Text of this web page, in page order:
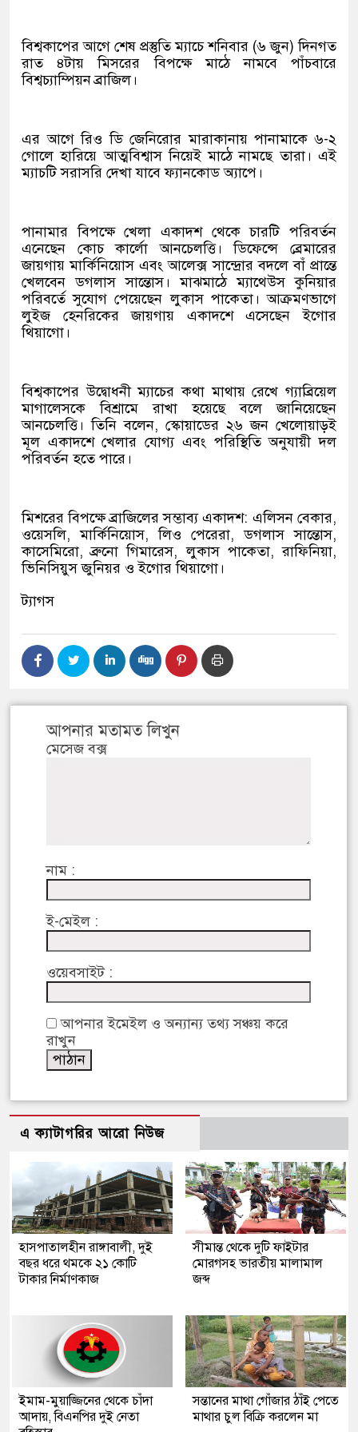
বিশ্বকাপের আগে শেষ প্রস্তুতি ম্যাচে শনিবার (৬ জুন) দিনগত
রাত ৪টায় মিসরের বিপক্ষে মাঠে নামবে পাঁচবারে
বিশ্বচ্যাম্পিয়ন ব্রাজিল।
এর আগে রিও ডি জেনিরোর মারাকানায় পানামাকে ৬-২
গোলে হারিয়ে আত্মবিশ্বাস নিয়েই মাঠে নামছে তারা। এই
ম্যাচটি সরাসরি দেখা যাবে ফ্যানকোড অ্যাপে।
পানামার বিপক্ষে খেলা একাদশ থেকে চারটি পরিবর্তন
এনেছেন কোচ কার্লো আনচেলত্তি। ডিফেন্সে ব্রেমারের
জায়গায় মার্কিনিয়োস এবং আলেক্স সান্দ্রোর বদলে বাঁ প্রান্তে
খেলবেন ডগলাস সান্তোস। মাঝমাঠে ম্যাথেউস কুনিয়ার
পরিবর্তে সুযোগ পেয়েছেন লুকাস পাকেতা। আক্রমণভাগে
লুইজ হেনরিকের জায়গায় একাদশে এসেছেন ইগোর
থিয়াগো।
বিশ্বকাপের উদ্বোধনী ম্যাচের কথা মাথায় রেখে গ্যাব্রিয়েল
মাগালেসকে বিশ্রামে রাখা হয়েছে বলে জানিয়েছেন
আনচেলত্তি। তিনি বলেন, স্কোয়াডের ২৬ জন খেলোয়াড়ই
মূল একাদশে খেলার যোগ্য এবং পরিস্থিতি অনুযায়ী দল
পরিবর্তন হতে পারে।
মিশরের বিপক্ষে ব্রাজিলের সম্ভাব্য একাদশ: এলিসন বেকার,
ওয়েসলি, মার্কিনিয়োস, লিও পেরেরা, ডগলাস সান্তোস,
কাসেমিরো, ব্রুনো গিমারেস, লুকাস পাকেতা, রাফিনিয়া,
ভিনিসিয়ুস জুনিয়র ও ইগোর থিয়াগো।
ট্যাগস
আপনার মতামত লিখুন
মেসেজ বক্স
নাম :
ই-মেইল :
ওয়েবসাইট :
আপনার ইমেইল ও অন্যান্য তথ্য সঞ্চয় করে
রাখুন
এ ক্যাটাগরির আরো নিউজ
হাসপাতালহীন রাঙ্গাবালী, দুই
বছর ধরে থমকে ২১ কোটি
টাকার নির্মাণকাজ
সীমান্ত থেকে দুটি ফাইটার
মোরগসহ ভারতীয় মালামাল
জব্দ
ইমাম-মুয়াজ্জিনের থেকে চাঁদা
আদায়, বিএনপির দুই নেতা
সন্তানের মাথা গোঁজার ঠাঁই পেতে
মাথার চুল বিক্রি করলেন মা